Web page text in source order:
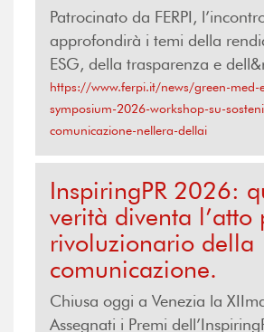
Patrocinato da FERPI,
approfondirà i temi della
ESG, della trasparenza e
https://www.ferpi.it/news/green-med-
symposium-2026-workshop-su-
comunicazione-nellera-dellai
InspiringPR 2026:
verità diventa l’atto
rivoluzionario della
comunicazione.
Chiusa oggi a Venezia la
Assegnati i Premi